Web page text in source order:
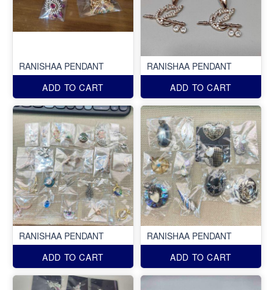
RANISHAA PENDANT
ADD TO CART
RANISHAA PENDANT
ADD TO CART
RANISHAA PENDANT
ADD TO CART
RANISHAA PENDANT
ADD TO CART